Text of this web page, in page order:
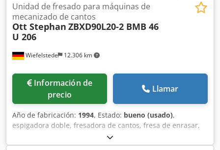
Wiefelstede 12.306 km
Unidad de fresado para máquinas de
mecanizado de cantos
Ott Stephan ZBXD90L20-2 BMB 46
U 206
Información de
precio
Llamar
Año de fabricación: 1994, Estado: bueno (usado),
espigadora doble, fresadora de cantos, fresa de enrasar,
fresa de cantos, motor de husillo, motor de fresado -
Fabricante: Paul OTT, unidad de fresado de la encoladora